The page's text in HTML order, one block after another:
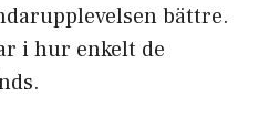
bättre.
i hur enkelt de